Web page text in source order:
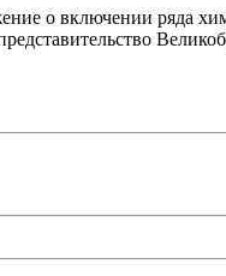
о включении ряда